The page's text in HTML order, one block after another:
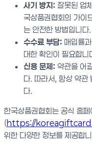
사기 방지: 잘못된 업
국상품권협회의 가이
는 안전한 방법입니다.
수수료 부담: 매입률
대한 확인이 필요합니
신용 문제: 약관을 어
다. 따라서, 항상 약관
다.
한국상품권협회는 공식 홈페
(https://
위한 다양한 정보를 제공합